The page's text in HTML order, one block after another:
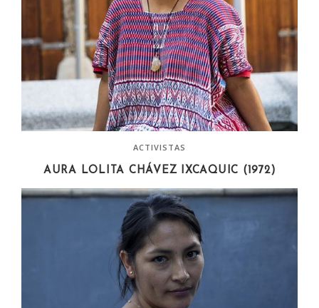
ACTIVISTAS
AURA LOLITA CHÁVEZ IXCAQUIC (1972)